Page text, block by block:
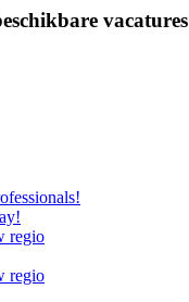
vacatures
regio
regio